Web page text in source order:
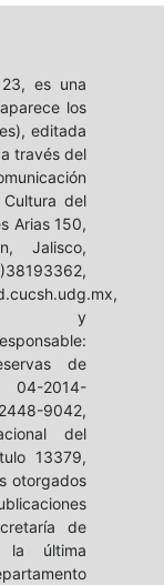
es una
los
editada
través del
del
Arias 150,
Jalisco,
y
de
2014-
9042,
del
13379,
otorgados
de
la última